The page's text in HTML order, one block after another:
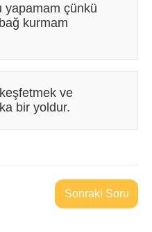
yapamam çünkü
kurmam
ve
bir yoldur.
Sonraki Soru